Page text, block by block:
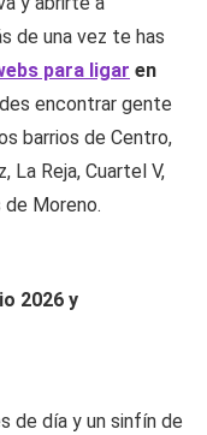
de una vez te has
para ligar en
encontrar gente
barrios de Centro,
La Reja, Cuartel V,
Moreno.
2026 y
de día y un sinfín de